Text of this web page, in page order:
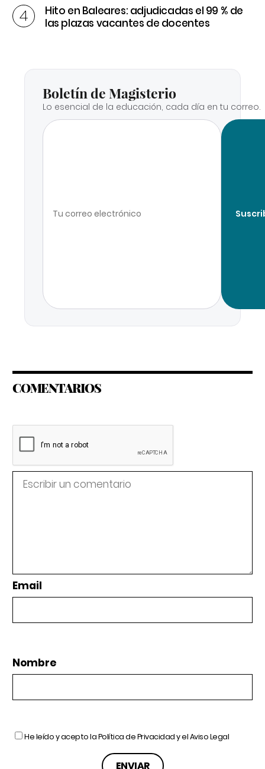
Hito en Baleares: adjudicadas el 99 % de
las plazas vacantes de docentes
Boletín de Magisterio
Lo esencial de la educación, cada día en tu correo.
COMENTARIOS
Email
Nombre
He leído y acepto laPolítica de Privacidady elAviso Legal